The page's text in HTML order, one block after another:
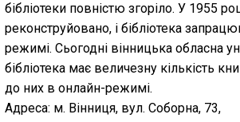
бібліотеки повністю згоріло. У 1955
реконструйовано, і бібліотека
режимі. Сьогодні вінницька обласна
бібліотека має величезну кількість
до них в онлайн-режимі.
Адреса: м. Вінниця, вул. Соборна, 73,